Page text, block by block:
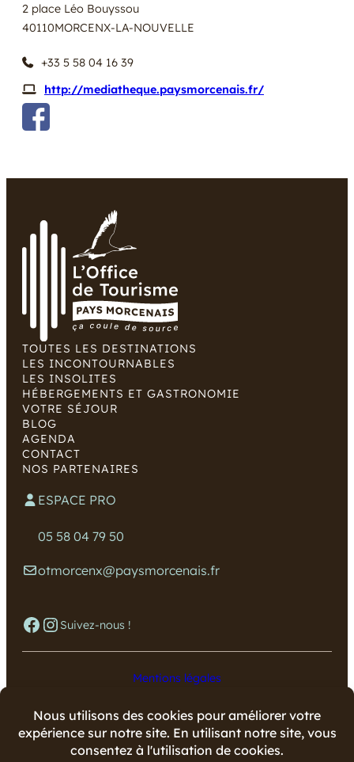
2 place Léo Bouyssou
40110MORCENX-LA-NOUVELLE
+33 5 58 04 16 39
http://mediatheque.paysmorcenais.fr/
TOUTES LES DESTINATIONS
LES INCONTOURNABLES
LES INSOLITES
HÉBERGEMENTS ET GASTRONOMIE
VOTRE SÉJOUR
BLOG
AGENDA
CONTACT
NOS PARTENAIRES
ESPACE PRO
05 58 04 79 50
otmorcenx@paysmorcenais.fr
Facebook Instagram Suivez-nous !
Mentions légales
Données personnelles